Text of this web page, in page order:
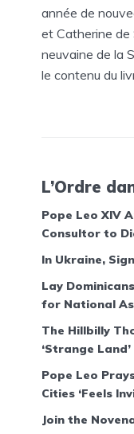
année de
et Catherine de
neuvaine de la
le contenu du
L’Ordre
Pope Leo XIV
Consultor to
In Ukraine,
Lay
for National
The Hillbilly
‘Strange Land’
Pope Leo
Cities ‘Feels
Join the